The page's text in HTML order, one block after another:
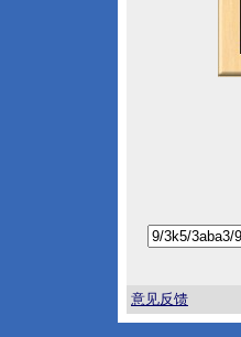
意见反馈